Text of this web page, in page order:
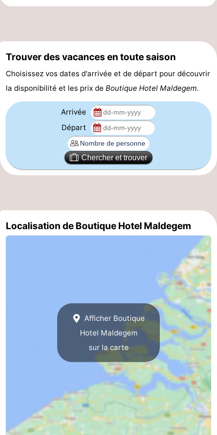
l'anneau
et
Événements
Forum
Ferry
Stationnement
Médicales
Région
Zeeland
Brouwershaven
Oosterschelde
Haamstede
Nature
Walcheren
Trouver des vacances en toute saison
Choisissez vos dates d'arrivée et de départ pour découvrir
la disponibilité et les prix de Boutique Hotel Maldegem.
Arrivée
Départ
Chercher et trouver
Localisation de Boutique Hotel Maldegem
Afficher Boutique
Hotel Maldegem
sur la carte